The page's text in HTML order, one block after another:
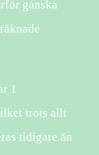
ganska
1
trots allt
tidigare än